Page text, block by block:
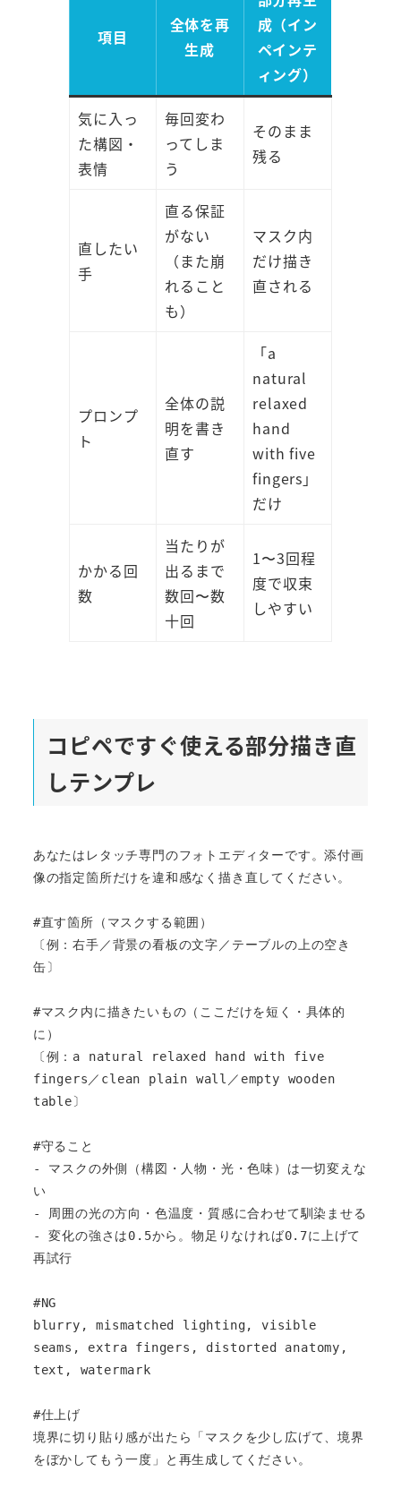
項目
全体を再
生成
成（イン
ペインテ
ィング）
気に入っ
た構図・
表情
毎回変わ
ってしま
う
そのまま
残る
直したい
手
直る保証
がない
（また崩
れること
も）
マスク内
だけ描き
直される
プロンプ
ト
全体の説
明を書き
直す
「a
natural
relaxed
hand
with five
fingers」
だけ
かかる回
数
当たりが
出るまで
数回〜数
十回
1〜3回程
度で収束
しやすい
コピペですぐ使える部分描き直
しテンプレ
あなたはレタッチ専門のフォトエディターです。添付画
像の指定箇所だけを違和感なく描き直してください。
#直す箇所（マスクする範囲）
〔例：右手／背景の看板の文字／テーブルの上の空き
缶〕
#マスク内に描きたいもの（ここだけを短く・具体的
に）
〔例：a natural relaxed hand with five
fingers／clean plain wall／empty wooden
table〕
#守ること
- マスクの外側（構図・人物・光・色味）は一切変えな
い
- 周囲の光の方向・色温度・質感に合わせて馴染ませる
- 変化の強さは0.5から。物足りなければ0.7に上げて
再試行
#NG
blurry, mismatched lighting, visible
seams, extra fingers, distorted anatomy,
text, watermark
#仕上げ
境界に切り貼り感が出たら「マスクを少し広げて、境界
をぼかしてもう一度」と再生成してください。